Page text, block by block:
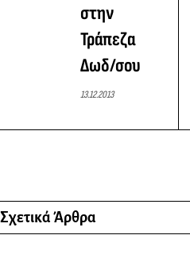
στην
Τράπεζα
Δωδ/σου
13.12.2013
Σχετικά Άρθρα